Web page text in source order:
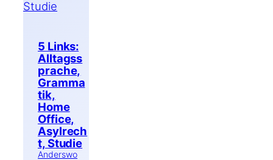
5 Links:
Alltagss
prache,
Gramma
tik,
Home
Office,
Asylrech
t, Studie
Anderswo